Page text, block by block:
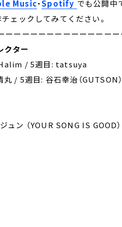
Music・Spotify でも公開中
ェックしてみてください。
ーーーーーーーーーーーーーー
クター
/ 5週目: tatsuya
/ 5週目: 谷石幸治（GUTSON）
ン （YOUR SONG IS GOOD）